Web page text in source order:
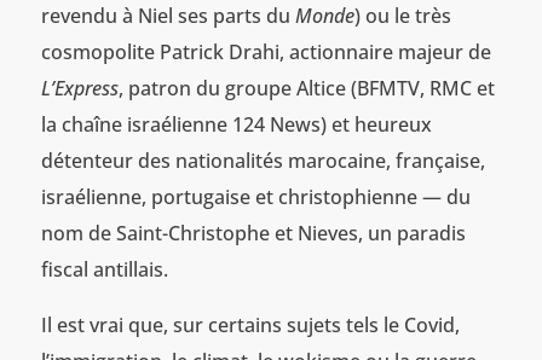
revendu à Niel ses parts du Monde) ou le très
cosmopolite Patrick Drahi, actionnaire majeur de
L’Express, patron du groupe Altice (BFMTV, RMC et
la chaîne israélienne 124 News) et heureux
détenteur des nationalités marocaine, française,
israélienne, portugaise et christophienne — du
nom de Saint-Christophe et Nieves, un paradis
fiscal antillais.
Il est vrai que, sur certains sujets tels le Covid,